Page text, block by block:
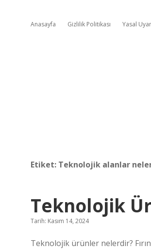
Anasayfa Gizlilik Politikası Yasal
Etiket: Teknolojik alanlar
Teknolojik
Tarih: Kasım 14, 2024
Teknolojik ürünler nelerdir?